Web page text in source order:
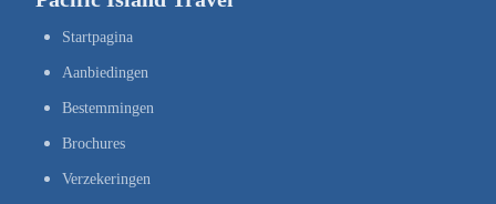
Startpagina
Aanbiedingen
Bestemmingen
Brochures
Verzekeringen